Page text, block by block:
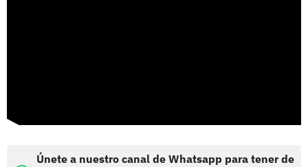
Únete a nuestro canal de Whatsapp para tener de